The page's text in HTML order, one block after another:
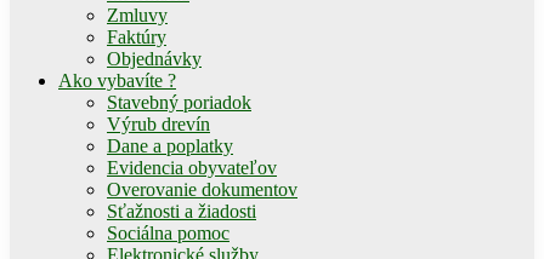
Zmluvy
Faktúry
Objednávky
Ako vybavíte ?
Stavebný poriadok
Výrub drevín
Dane a poplatky
Evidencia obyvateľov
Overovanie dokumentov
Sťažnosti a žiadosti
Sociálna pomoc
Elektronické služby